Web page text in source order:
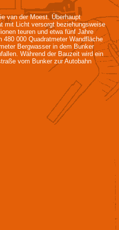
van der Moest. Überhaupt
mit Licht versorgt beziehungsweise
teuren und etwa fünf Jahre
480 000 Quadratmeter Wandfläche
Bergwasser in dem Bunker
Während der Bauzeit wird ein
vom Bunker zur Autobahn